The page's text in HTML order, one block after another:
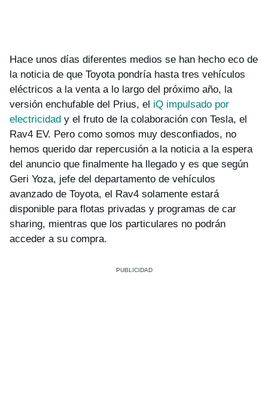
Hace unos días diferentes medios se han hecho eco de
la noticia de que Toyota pondría hasta tres vehículos
eléctricos a la venta a lo largo del próximo año, la
versión enchufable del Prius, el iQ impulsado por
electricidad y el fruto de la colaboración con Tesla, el
Rav4 EV. Pero como somos muy desconfiados, no
hemos querido dar repercusión a la noticia a la espera
del anuncio que finalmente ha llegado y es que según
Geri Yoza, jefe del departamento de vehículos
avanzado de Toyota, el Rav4 solamente estará
disponible para flotas privadas y programas de car
sharing, mientras que los particulares no podrán
acceder a su compra.